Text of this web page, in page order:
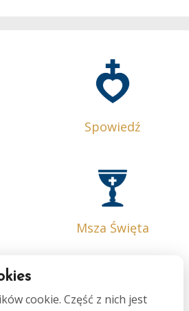
Spowiedź
Msza Święta
cookie. Część z nich jest